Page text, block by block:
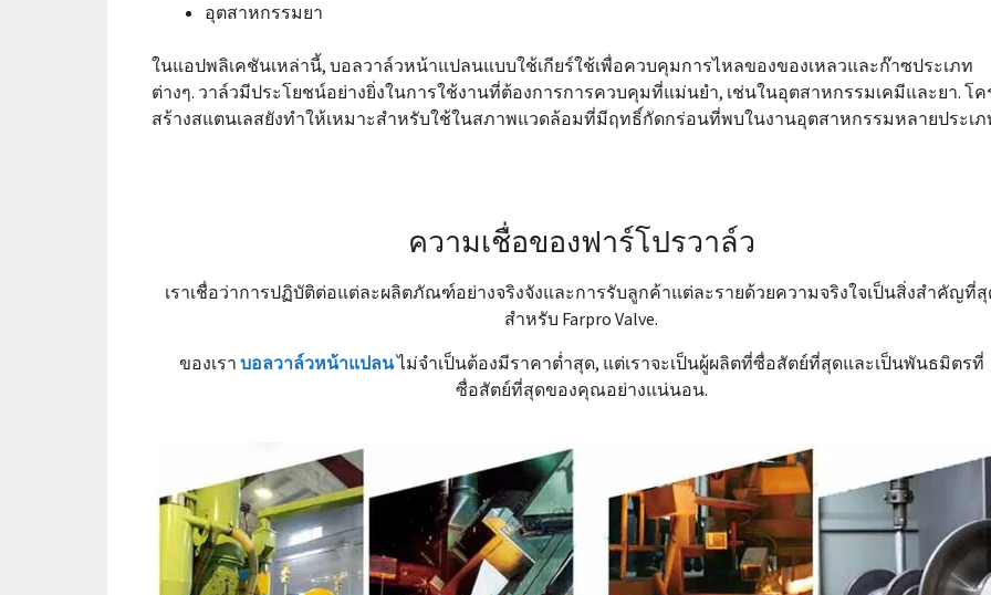
อุตสาหกรรมยา
ในแอปพลิเคชันเหล่านี้, บอลวาล์วหน้าแปลนแบบใช้เกียร์ใช้เพื่อควบคุมการไหลของของเหลวและก๊าซประเภท
ต่างๆ. วาล์วมีประโยชน์อย่างยิ่งในการใช้งานที่ต้องการการควบคุมที่แม่นยำ, เช่นในอุตสาหกรรมเคมีและยา. โค
สร้างสแตนเลสยังทำให้เหมาะสำหรับใช้ในสภาพแวดล้อมที่มีฤทธิ์กัดกร่อนที่พบในงานอุตสาหกรรมหลายประเภ
ความเชื่อของฟาร์โปรวาล์ว
เราเชื่อว่าการปฏิบัติต่อแต่ละผลิตภัณฑ์อย่างจริงจังและการรับลูกค้าแต่ละรายด้วยความจริงใจเป็นสิ่งสำคัญที่
สำหรับ Farpro Valve.
ของเรา บอลวาล์วหน้าแปลนไม่จำเป็นต้องมีราคาต่ำสุด, แต่เราจะเป็นผู้ผลิตที่ซื่อสัตย์ที่สุดและเป็นพันธมิตรที่
ซื่อสัตย์ที่สุดของคุณอย่างแน่นอน.